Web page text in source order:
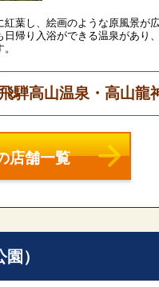
紅葉し、絵画のような原風景が
帰り入浴ができる温泉があり
騨高山温泉・高山龍
店舗一覧
）